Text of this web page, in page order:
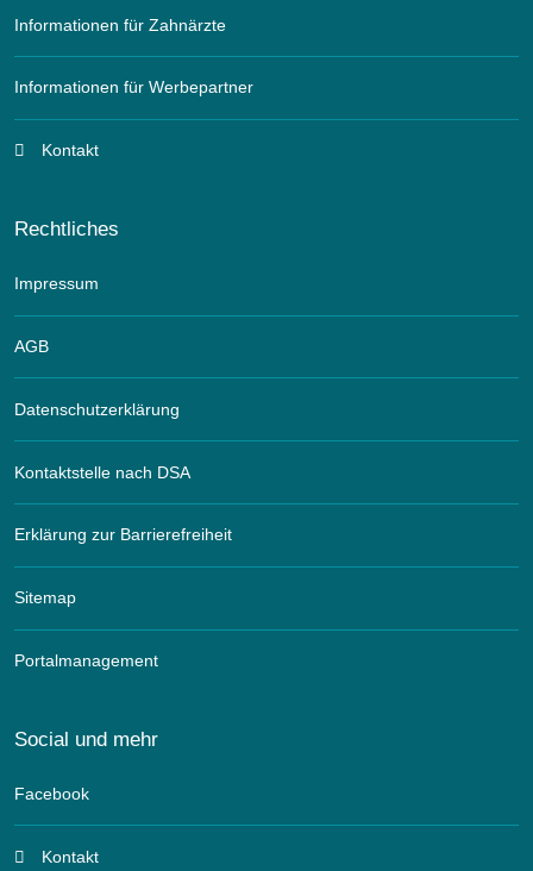
Informationen für Zahnärzte
Informationen für Werbepartner
Kontakt
Rechtliches
Impressum
AGB
Datenschutzerklärung
Kontaktstelle nach DSA
Erklärung zur Barrierefreiheit
Sitemap
Portalmanagement
Social und mehr
Facebook
Kontakt